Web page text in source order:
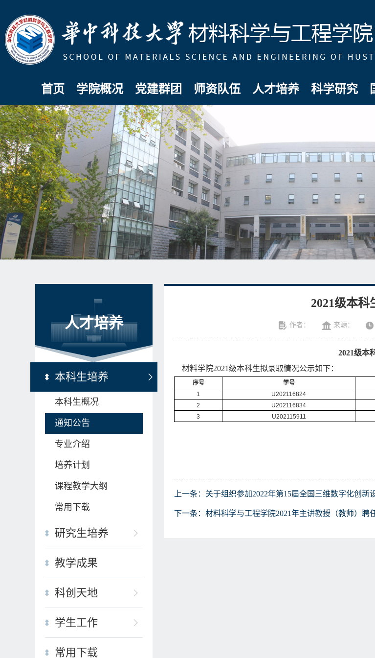
首页 学院概况 党建群团 师资队伍 人才培养 科学研究
人才培养
本科生培养
本科生概况
通知公告
专业介绍
培养计划
课程教学大纲
常用下载
研究生培养
教学成果
科创天地
学生工作
常用下载
2021级本
作者： 来源：
2021级本
材料学院2021级本科生拟录取情况公示如下：
序号 学号
1 U202116824
2
U202116834
3
U202115911
上一条： 关于组织参加2022年第15届全国三维数字化创新
下一条： 材料科学与工程学院2021年主讲教授（教师）聘